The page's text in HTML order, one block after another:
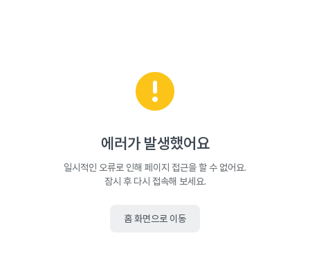
에러가 발생했어요
일시적인 오류로 인해 페이지 접근을 할 수 없어요.
잠시 후 다시 접속해 보세요.
홈 화면으로 이동